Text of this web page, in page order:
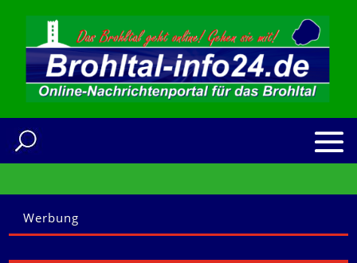
Werbung